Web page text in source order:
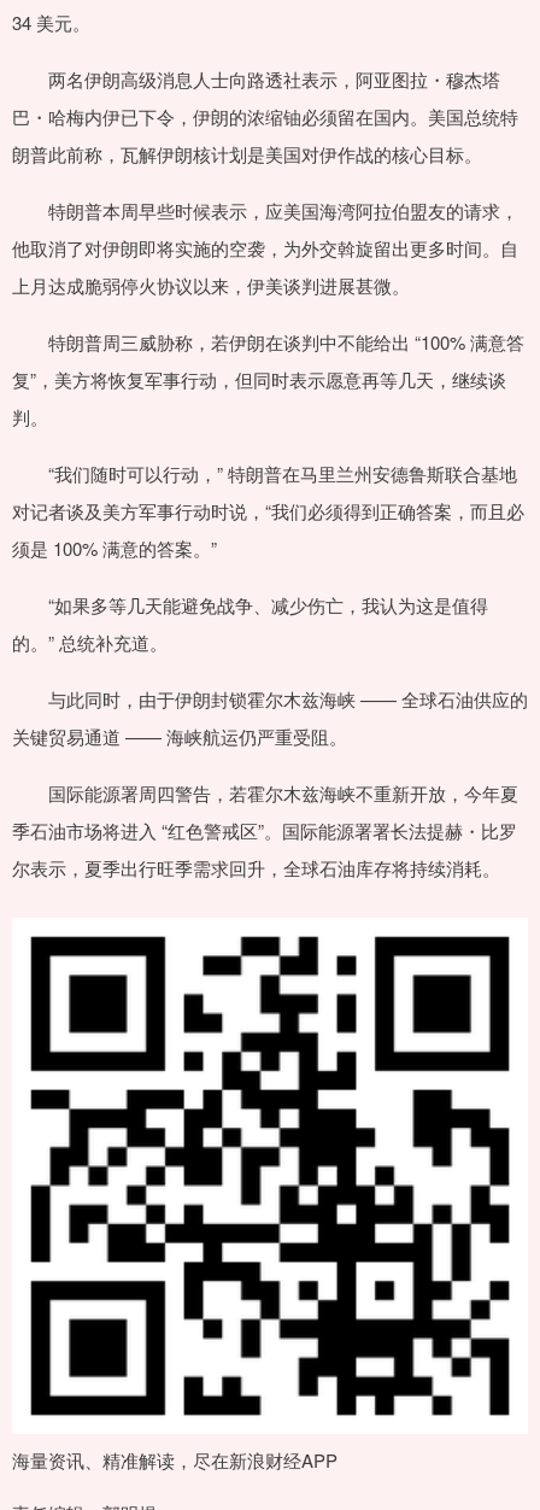
34 美元。
两名伊朗高级消息人士向路透社表示，阿亚图拉・穆杰塔
巴・哈梅内伊已下令，伊朗的浓缩铀必须留在国内。美国总统特
朗普此前称，瓦解伊朗核计划是美国对伊作战的核心目标。
特朗普本周早些时候表示，应美国海湾阿拉伯盟友的请求，
他取消了对伊朗即将实施的空袭，为外交斡旋留出更多时间。自
上月达成脆弱停火协议以来，伊美谈判进展甚微。
特朗普周三威胁称，若伊朗在谈判中不能给出 “100% 满意答
复”，美方将恢复军事行动，但同时表示愿意再等几天，继续谈
判。
“我们随时可以行动，” 特朗普在马里兰州安德鲁斯联合基地
对记者谈及美方军事行动时说，“我们必须得到正确答案，而且必
须是 100% 满意的答案。”
“如果多等几天能避免战争、减少伤亡，我认为这是值得
的。” 总统补充道。
与此同时，由于伊朗封锁霍尔木兹海峡 —— 全球石油供应的
关键贸易通道 —— 海峡航运仍严重受阻。
国际能源署周四警告，若霍尔木兹海峡不重新开放，今年夏
季石油市场将进入 “红色警戒区”。国际能源署署长法提赫・比罗
尔表示，夏季出行旺季需求回升，全球石油库存将持续消耗。
海量资讯、精准解读，尽在新浪财经APP